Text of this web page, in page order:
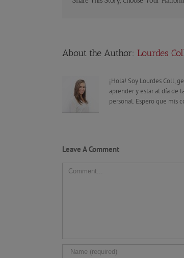
About the Author: Lourdes
¡Hola! Soy Lourdes Coll,
aprender y estar al día de
personal. Espero que mis
Leave A Comment
Comment